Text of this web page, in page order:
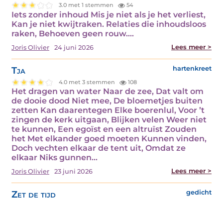
3.0 met 1 stemmen 54
Iets zonder inhoud Mis je niet als je het verliest,
Kan je niet kwijtraken. Relaties die inhoudsloos
raken, Behoeven geen rouw.…
Joris Olivier 24 juni 2026 Lees meer >
Tja hartenkreet
4.0 met 3 stemmen 108
Het dragen van water Naar de zee, Dat valt om
de dooie dood Niet mee, De bloemetjes buiten
zetten Kan daarentegen Elke boerenlul, Voor ’t
zingen de kerk uitgaan, Blijken velen Weer niet
te kunnen, Een egoïst en een altruïst Zouden
het Met elkander goed moeten Kunnen vinden,
Doch vechten elkaar de tent uit, Omdat ze
elkaar Niks gunnen…
Joris Olivier 23 juni 2026 Lees meer >
Zet de tijd gedicht